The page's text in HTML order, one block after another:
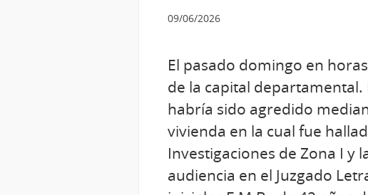
09/06/2026
El pasado domingo en
de la capital
habría sido agredido
vivienda en la cual fue
Investigaciones de Zona I y
audiencia en el Juzgado